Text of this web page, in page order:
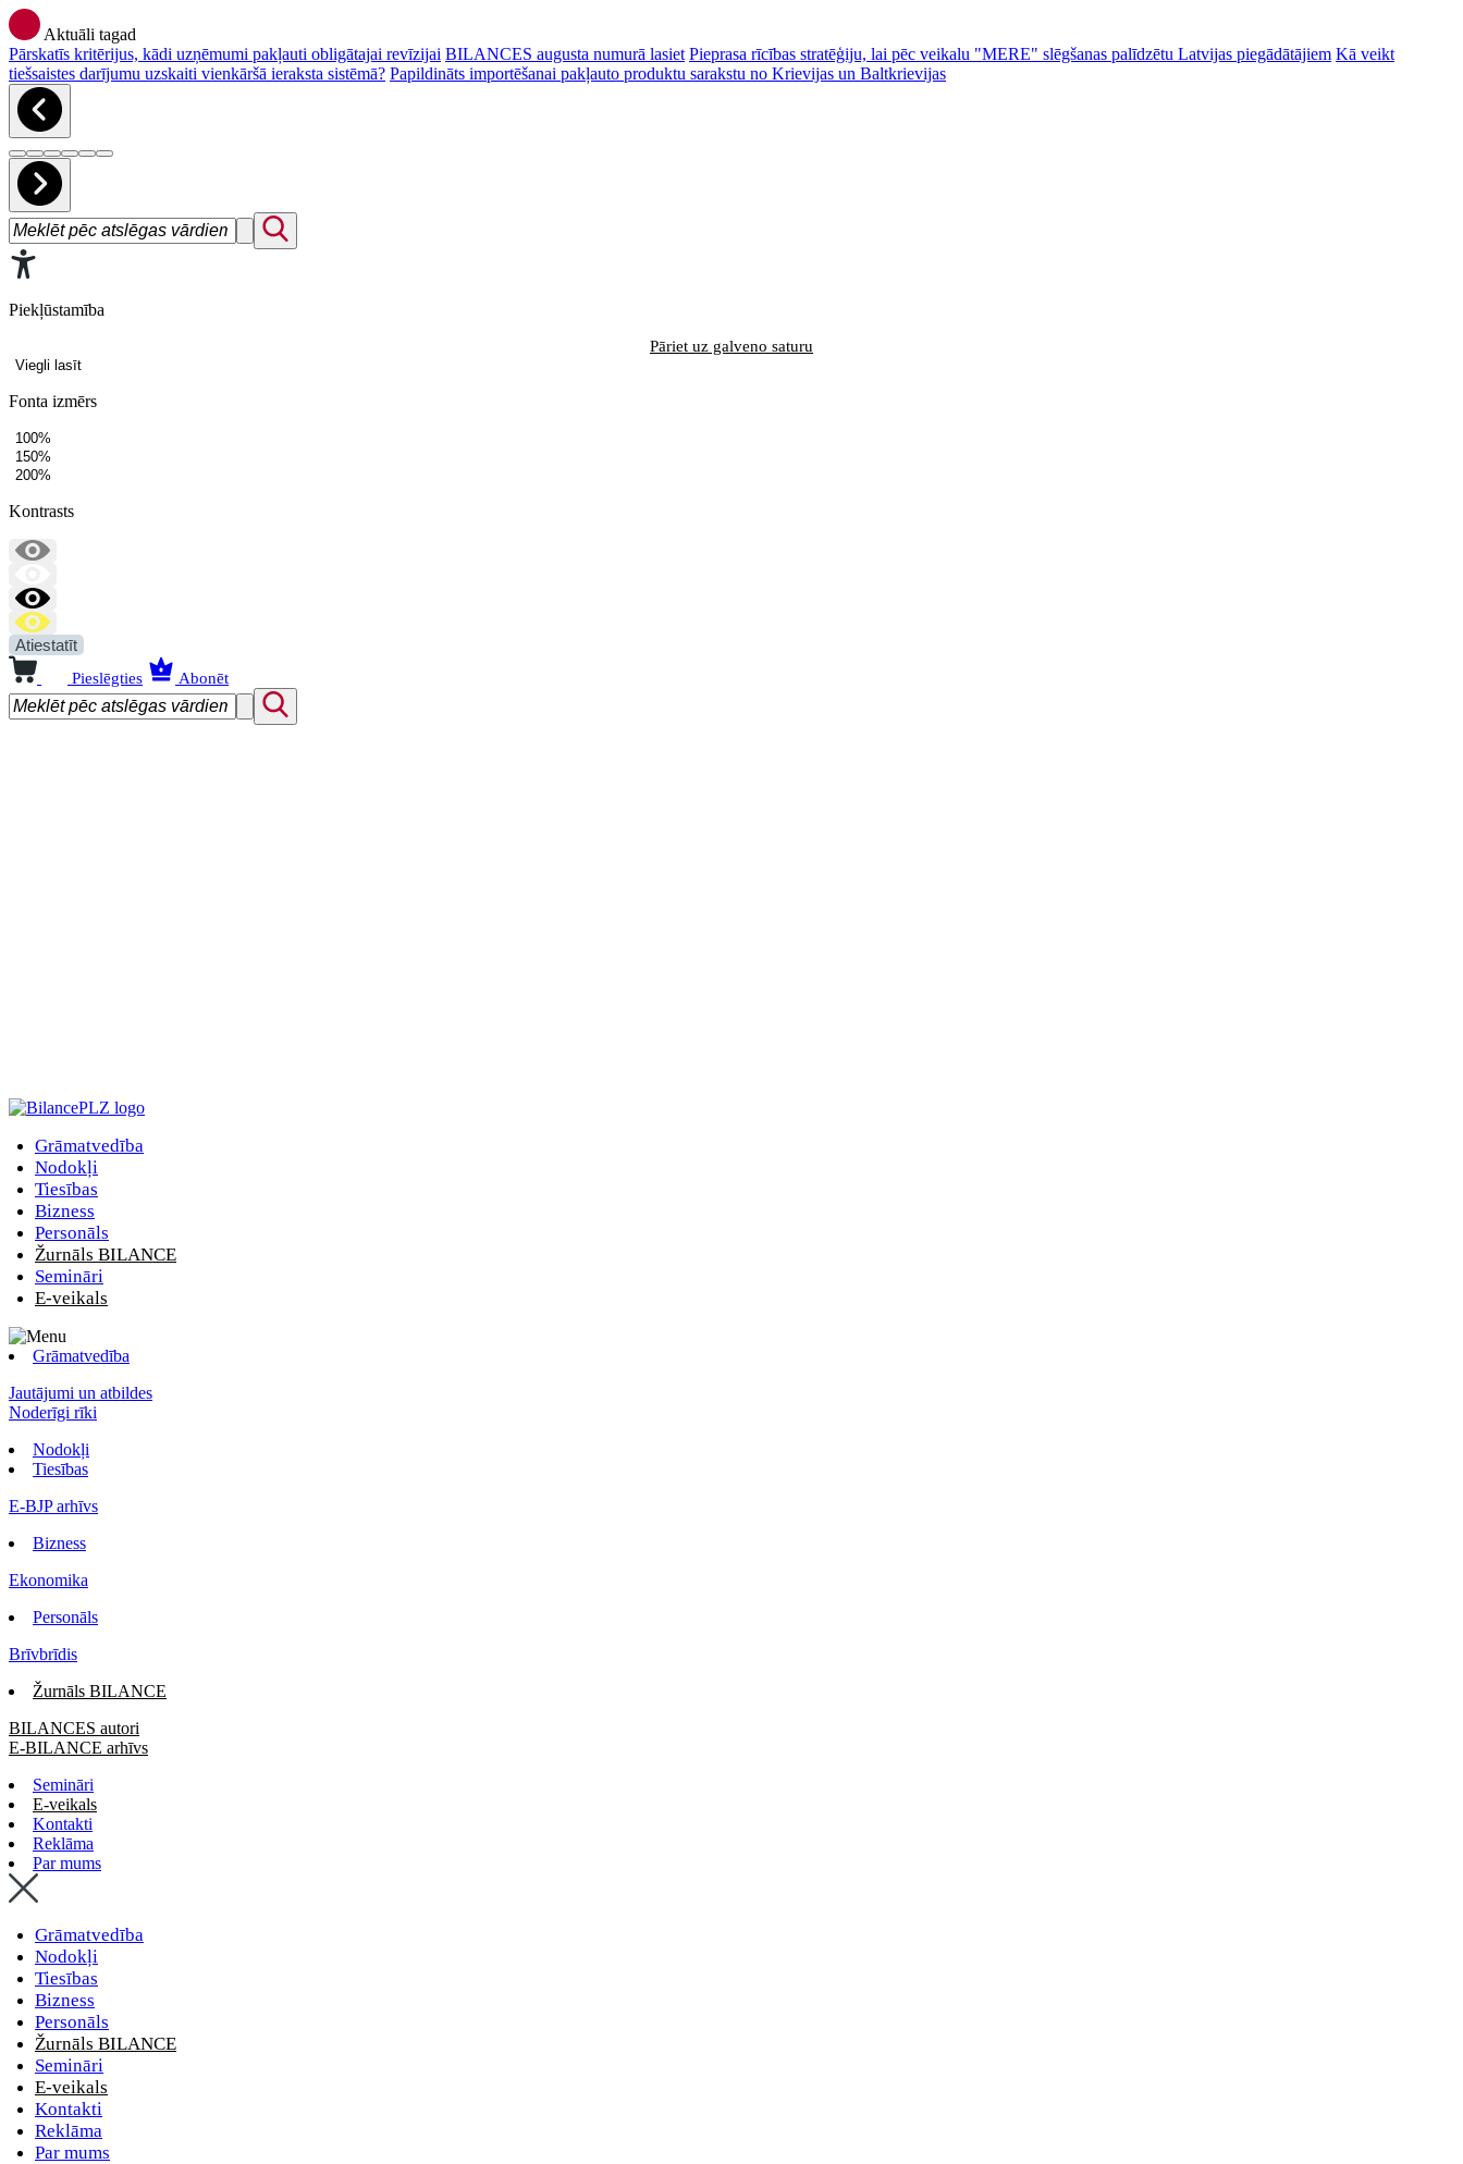
Aktuāli tagad
Pārskatīs kritērijus, kādi uzņēmumi pakļauti obligātajai revīzijai BILANCES augusta numurā lasiet Pieprasa rīcības stratēģiju, lai pēc veikalu "MERE" slēgšanas palīdzētu Latvijas piegādātājiem Kā veikt
tiešsaistes darījumu uzskaiti vienkāršā ieraksta sistēmā? Papildināts importēšanai pakļauto produktu sarakstu no Krievijas un Baltkrievijas
Piekļūstamība
Pāriet uz galveno saturu
Viegli lasīt
Fonta izmērs
100%
150%
200%
Kontrasts
Atiestatīt
Pieslēgties Abonēt
Grāmatvedība
Nodokļi
Tiesības
Bizness
Personāls
Žurnāls BILANCE
Semināri
E-veikals
Grāmatvedība
Jautājumi un atbildes
Noderīgi rīki
Nodokļi
Tiesības
E-BJP arhīvs
Bizness
Ekonomika
Personāls
Brīvbrīdis
Žurnāls BILANCE
BILANCES autori
E-BILANCE arhīvs
Semināri
E-veikals
Kontakti
Reklāma
Par mums
Grāmatvedība
Nodokļi
Tiesības
Bizness
Personāls
Žurnāls BILANCE
Semināri
E-veikals
Kontakti
Reklāma
Par mums